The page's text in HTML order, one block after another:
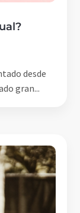
desde
gran...